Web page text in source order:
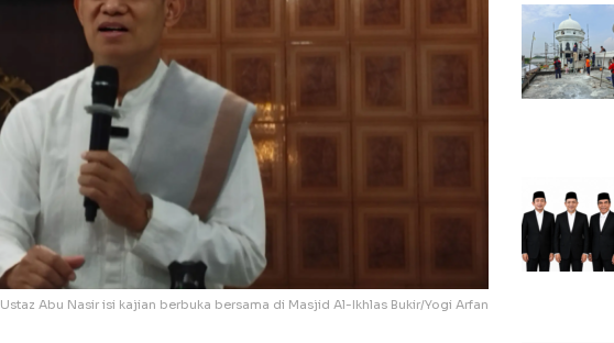
Ustaz Abu Nasir isi kajian berbuka bersama di Masjid Al-Ikhlas Bukir/Yogi Arfan